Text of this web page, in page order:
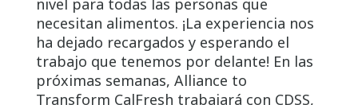
nivel para todas las personas que
necesitan alimentos. ¡La experiencia nos
ha dejado recargados y esperando el
trabajo que tenemos por delante! En las
próximas semanas, Alliance to
Transform CalFresh trabajará con CDSS,